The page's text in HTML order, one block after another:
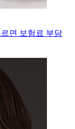
면 보험료 부담